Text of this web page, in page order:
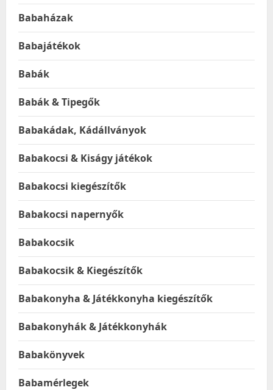
Babaházak
Babajátékok
Babák
Babák & Tipegők
Babakádak, Kádállványok
Babakocsi & Kiságy játékok
Babakocsi kiegészítők
Babakocsi napernyők
Babakocsik
Babakocsik & Kiegészítők
Babakonyha & Játékkonyha kiegészítők
Babakonyhák & Játékkonyhák
Babakönyvek
Babamérlegek